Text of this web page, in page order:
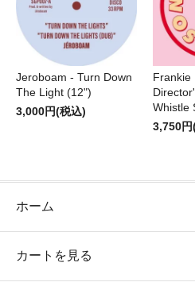
Jeroboam - Turn Down
The Light (12")
3,000円(税込)
Frankie
Whistle
3,750円
ホーム
カートを見る